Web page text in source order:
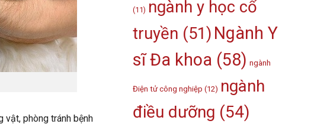
vật, phòng tránh bệnh
(11) ngành y học cổ
truyền (51) Ngành Y
sĩ Đa khoa (58) ngành
Điện tử công nghiệp (12) ngành
điều dưỡng (54)